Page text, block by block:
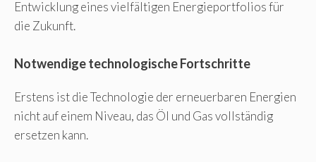
Entwicklung eines vielfältigen Energieportfolios für
die Zukunft.
Notwendige technologische Fortschritte
Erstens ist die Technologie der erneuerbaren Energien
nicht auf einem Niveau, das Öl und Gas vollständig
ersetzen kann.